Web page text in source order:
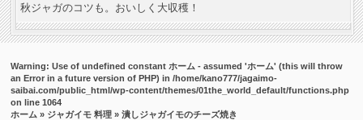
秋ジャガのコツも。おいしく大収穫！
Warning: Use of undefined constant ホーム - assumed 'ホーム' (this will throw
an Error in a future version of PHP) in/home/kano777/jagaimo-
saibai.com/public_html/wp-content/themes/01the_world_default/functions.php
on line1064
ホーム » ジャガイモ 料理 » 潰しジャガイモのチーズ焼き